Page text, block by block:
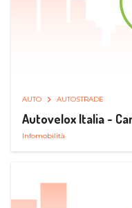
AUTO AUTOSTRADE
Autovelox Italia -
Infomobilità